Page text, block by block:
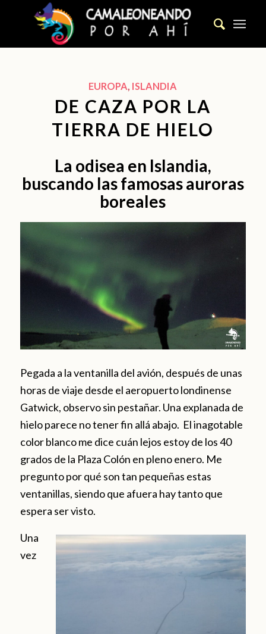
EUROPA, ISLANDIA
DE CAZA POR LA
TIERRA DE HIELO
La odisea en Islandia,
buscando las famosas auroras
boreales
Pegada a la ventanilla del avión, después de unas
horas de viaje desde el aeropuerto londinense
Gatwick, observo sin pestañar. Una explanada de
hielo parece no tener fin allá abajo. El inagotable
color blanco me dice cuán lejos estoy de los 40
grados de la Plaza Colón en pleno enero. Me
pregunto por qué son tan pequeñas estas
ventanillas, siendo que afuera hay tanto que
espera ser visto.
Una
vez